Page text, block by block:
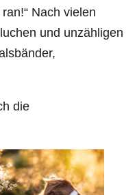
Nach vielen
und unzähligen
die